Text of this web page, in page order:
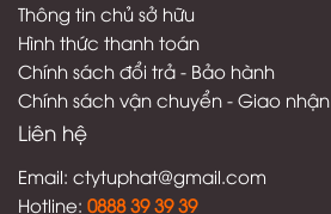
Thông tin chủ sở hữu
Hình thức thanh toán
Chính sách đổi trả - Bảo hành
Chính sách vận chuyển - Giao nhận
Liên hệ
Email: ctytuphat@gmail.com
Hotline: 0888 39 39 39